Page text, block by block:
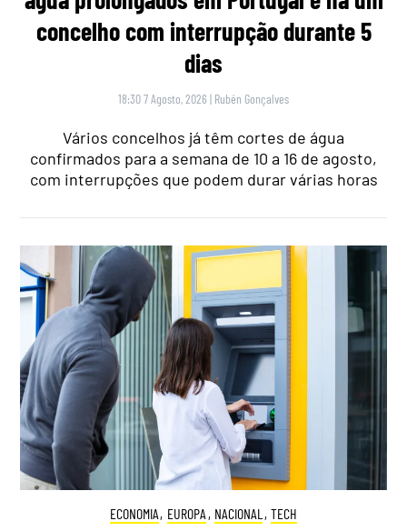
concelho com interrupção durante 5
dias
18:30 7 Agosto, 2026 | Rubén Gonçalves
Vários concelhos já têm cortes de água
confirmados para a semana de 10 a 16 de agosto,
com interrupções que podem durar várias horas
ECONOMIA, EUROPA , NACIONAL , TECH